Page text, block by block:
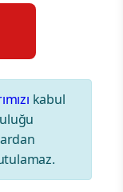
kabul